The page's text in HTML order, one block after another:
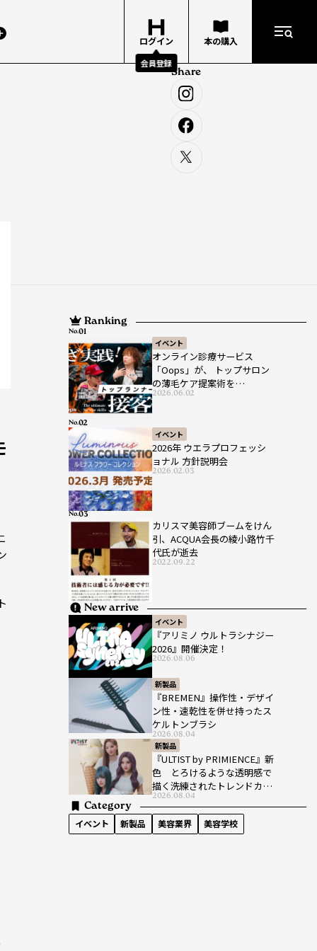
ログイン
会員登録
本の購入
Share
Ranking
イベント
オンライン診療サービス
「Oops」が、 トップサロン
の薄毛ケア提案術を
HAIRCAMPで公開！
2026.06.02
No.
イベント
2026年 ウエラプロフェッシ
ョナル 方針説明会
2026.02.03
No.
カリスマ美容師ブームをけん
引、ACQUA会長の綾小路竹千
代氏が逝去
2022.09.22
No.
New arrive
イベント
『アリミノ ウルトラシナジー
2026』開催決定！
2026.08.06
新製品
『BREMEN』操作性・デザイ
ン性・速乾性を併せ持ったス
ケルトンブラシ
2026.08.04
新製品
『ULTIST by PRIMIENCE』新
色 とろけるような透明感で
描く洗練されたトレンドカラ
ー
2026.08.04
Category
イベント 新製品 美容業界 美容学校